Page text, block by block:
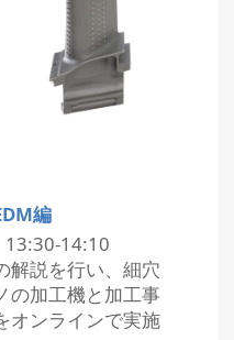
編
14:10
解説を行い、細穴
の加工機と加工事
オンラインで実施